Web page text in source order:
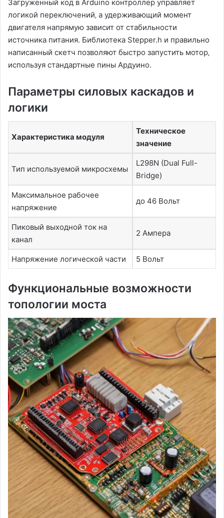
Загруженный код в Arduino контроллер управляет
логикой переключений‚ а удерживающий момент
двигателя напрямую зависит от стабильности
источника питания. Библиотека Stepper.h и правильно
написанный скетч позволяют быстро запустить мотор‚
используя стандартные пины Ардуино.
Параметры силовых каскадов и
логики
Характеристика модуля
Техническое
значение
Тип используемой микросхемы
L298N (Dual Full-
Bridge)
Максимальное рабочее
напряжение
до 46 Вольт
Пиковый выходной ток на
канал
2 Ампера
Напряжение логической части 5 Вольт
Функциональные возможности
топологии моста